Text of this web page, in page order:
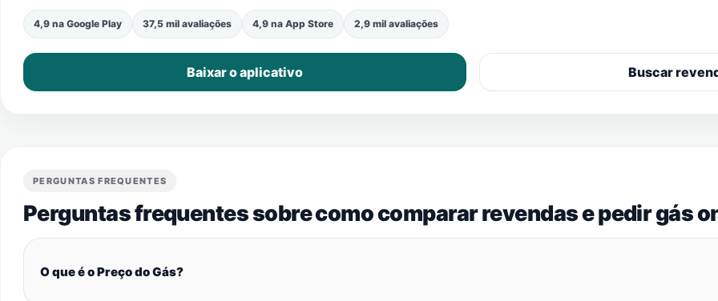
4,9 na Google Play 37,5 mil avaliações 4,9 na App Store 2,9 mil avaliações
Baixar o aplicativo Buscar
PERGUNTAS FREQUENTES
Perguntas frequentes sobre como comparar revendas e pedir gás
O que é o Preço do Gás?